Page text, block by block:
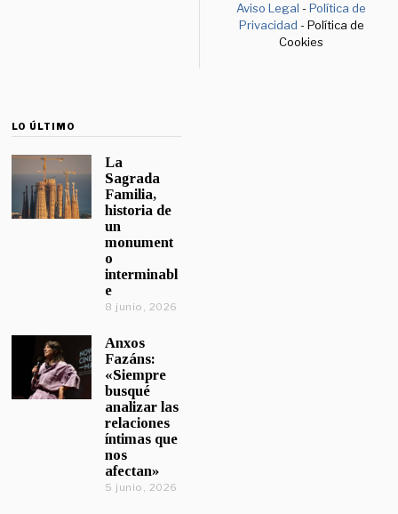
Aviso Legal -Política de
Privacidad - Política de
Cookies
LO ÚLTIMO
La
Sagrada
Familia,
historia de
un
monument
o
interminabl
e
8 junio, 2026
Anxos
Fazáns:
«Siempre
busqué
analizar las
relaciones
íntimas que
nos
afectan»
5 junio, 2026